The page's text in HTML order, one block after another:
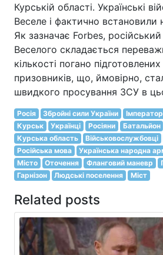
Курській області. Українські
Веселе і фактично встановили
Як зазначає Forbes,
Веселого складається
кількості погано
призовників, що, ймовірно,
швидкого просування ЗСУ в
Росія Збройні сили України
Курськ
Українці Росіяни Батальйон
Курська область
Військовослужбовці
Російська мова
Українська народна
Місто
Оточення Фланговий маневр
Гарнізон
Людські поселення Міст
Related posts